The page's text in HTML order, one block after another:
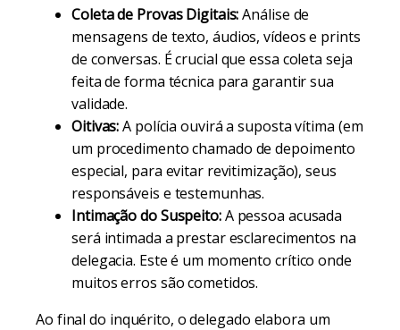
Coleta de Provas Digitais:Análise de
mensagens de texto, áudios, vídeos e prints
de conversas. É crucial que essa coleta seja
feita de forma técnica para garantir sua
validade.
Oitivas:A polícia ouvirá a suposta vítima (em
um procedimento chamado de depoimento
especial, para evitar revitimização), seus
responsáveis e testemunhas.
Intimação do Suspeito:A pessoa acusada
será intimada a prestar esclarecimentos na
delegacia. Este é um momento crítico onde
muitos erros são cometidos.
Ao final do inquérito, o delegado elabora um